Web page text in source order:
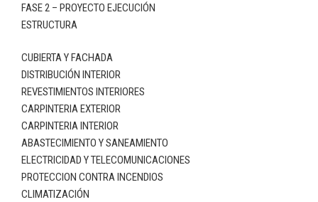
FASE 2 – PROYECTO EJECUCIÓN
ESTRUCTURA
CUBIERTA Y FACHADA
DISTRIBUCIÓN INTERIOR
REVESTIMIENTOS INTERIORES
CARPINTERIA EXTERIOR
CARPINTERIA INTERIOR
ABASTECIMIENTO Y SANEAMIENTO
ELECTRICIDAD Y TELECOMUNICACIONES
PROTECCION CONTRA INCENDIOS
CLIMATIZACIÓN